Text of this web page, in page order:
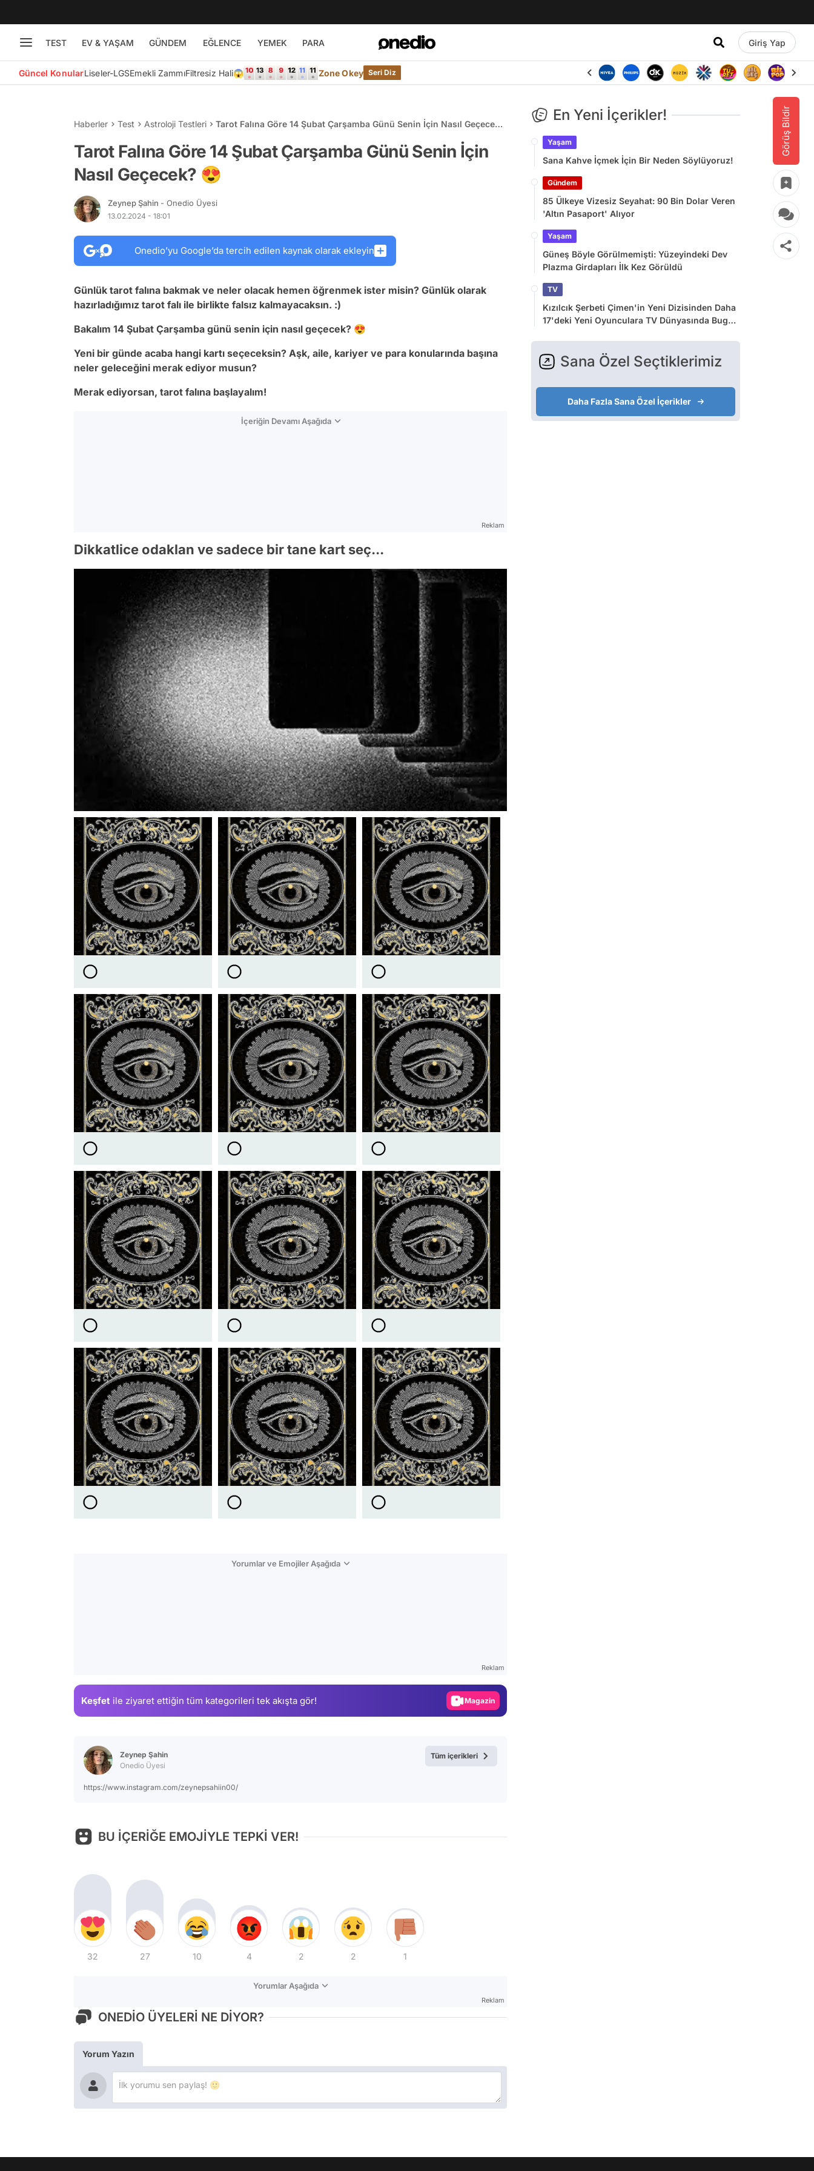
TEST EV & YAŞAM GÜNDEM EĞLENCE YEMEK PARA Giriş Yap
Güncel KonularLiseler-LGSEmekli ZammıFiltresiz Hali😱 Zone Okey Seri Diz
Görüş Bildir
Haberler Test Astroloji Testleri
Tarot Falına Göre 14 Şubat Çarşamba Günü Senin İçin Nasıl Geçecek?
Tarot Falına Göre 14 Şubat Çarşamba Günü Senin İçin
Nasıl Geçecek? 😍
Zeynep Şahin - Onedio Üyesi
13.02.2024 - 18:01
Onedio’yu Google’da tercih edilen kaynak olarak ekleyin
Günlük tarot falına bakmak ve neler olacak hemen öğrenmek ister misin? Günlük olarak
hazırladığımız tarot falı ile birlikte falsız kalmayacaksın. :)
Bakalım 14 Şubat Çarşamba günü senin için nasıl geçecek? 😍
Yeni bir günde acaba hangi kartı seçeceksin? Aşk, aile, kariyer ve para konularında başına
neler geleceğini merak ediyor musun?
Merak ediyorsan, tarot falına başlayalım!
İçeriğin Devamı Aşağıda
Reklam
Dikkatlice odaklan ve sadece bir tane kart seç...
Yorumlar ve Emojiler Aşağıda
Reklam
Keşfet ile ziyaret ettiğin tüm kategorileri tek akışta gör! Magazin
Zeynep Şahin
Onedio Üyesi
https://www.instagram.com/zeynepsahiin00/
Tüm içerikleri
BU İÇERİĞE EMOJİYLE TEPKİ VER!
32 27 10 4 2 2 1
Yorumlar Aşağıda
Reklam
ONEDİO ÜYELERİ NE DİYOR?
Yorum Yazın
En Yeni İçerikler!
Yaşam
Sana Kahve İçmek İçin Bir Neden Söylüyoruz!
Gündem
85 Ülkeye Vizesiz Seyahat: 90 Bin Dolar Veren
'Altın Pasaport' Alıyor
Yaşam
Güneş Böyle Görülmemişti: Yüzeyindeki Dev
Plazma Girdapları İlk Kez Görüldü
TV
Kızılcık Şerbeti Çimen'in Yeni Dizisinden Daha
17'deki Yeni Oyunculara TV Dünyasında Bugün
Sana Özel Seçtiklerimiz
Daha Fazla Sana Özel İçerikler